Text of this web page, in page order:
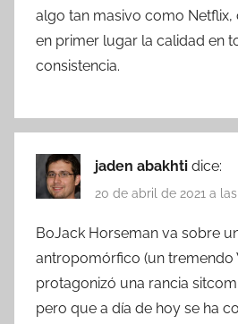
algo tan masivo como Netflix,
en primer lugar la calidad en
consistencia.
jaden abakhti dice:
20 de abril de 2021 a las
BoJack Horseman va sobre
antropomórfico (un tremendo
protagonizó una rancia
pero que a día de hoy se ha